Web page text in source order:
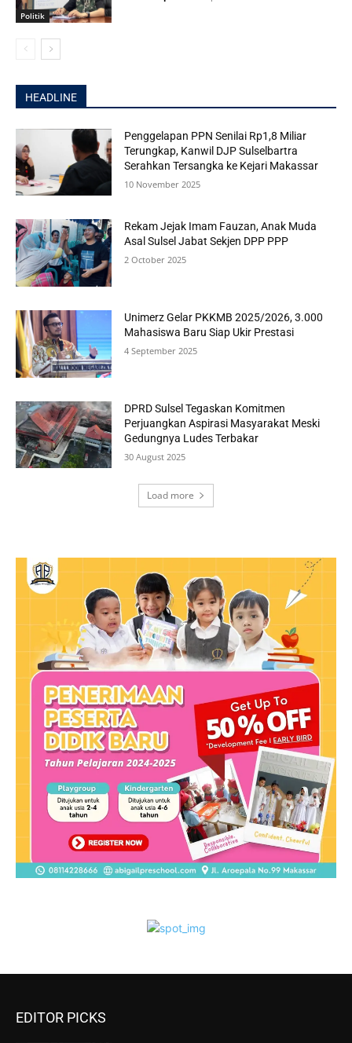
Politik
HEADLINE
Penggelapan PPN Senilai Rp1,8 Miliar
Terungkap, Kanwil DJP Sulselbartra
Serahkan Tersangka ke Kejari Makassar
10 November 2025
Rekam Jejak Imam Fauzan, Anak Muda
Asal Sulsel Jabat Sekjen DPP PPP
2 October 2025
Unimerz Gelar PKKMB 2025/2026, 3.000
Mahasiswa Baru Siap Ukir Prestasi
4 September 2025
DPRD Sulsel Tegaskan Komitmen
Perjuangkan Aspirasi Masyarakat Meski
Gedungnya Ludes Terbakar
30 August 2025
Load more
EDITOR PICKS